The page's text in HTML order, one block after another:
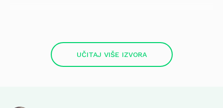
UČITAJ VIŠE IZVORA